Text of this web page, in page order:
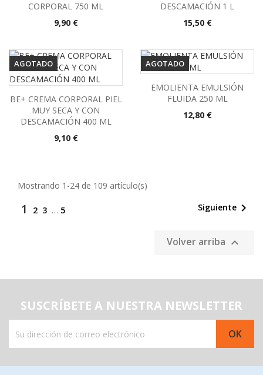
CORPORAL 750 ML
Precio
9,90 €
DESCAMACIÓN 1 L
Precio
15,50 €
AGOTADO
BE+ CREMA CORPORAL PIEL
MUY SECA Y CON
DESCAMACIÓN 400 ML
Precio
9,10 €
AGOTADO
EMOLIENTA EMULSIÓN
FLUIDA 250 ML
Precio
12,80 €
Mostrando 1-24 de 109 artículo(s)
1 2 3 … 5 Siguiente 
Volver arriba 
SUSCRÍBETE A NUESTRA NEWSLETTER